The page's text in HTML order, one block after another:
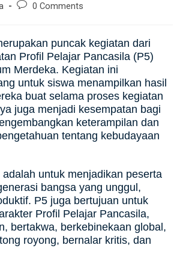
0 Comments
puncak kegiatan dari
Profil Pelajar Pancasila (P5)
Merdeka. Kegiatan ini
untuk siswa menampilkan hasil
buat selama proses kegiatan
juga menjadi kesempatan bagi
keterampilan dan
tentang kebudayaan
untuk menjadikan peserta
bangsa yang unggul,
P5 juga bertujuan untuk
Profil Pelajar Pancasila,
bertakwa, berkebinekaan global,
royong, bernalar kritis, dan